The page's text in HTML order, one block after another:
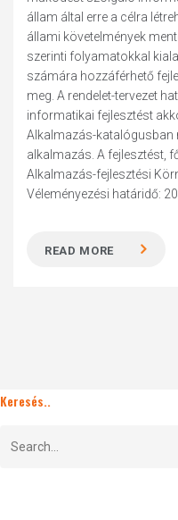
állam által erre a célra
állami követelmények
szerinti folyamatokkal
számára hozzáférhető
meg. A rendelet-tervezet
informatikai fejlesztést
Alkalmazás-katalógusban
alkalmazás. A fejlesztést,
Alkalmazás-fejlesztési
Véleményezési határidő:
READ MORE
Keresés..